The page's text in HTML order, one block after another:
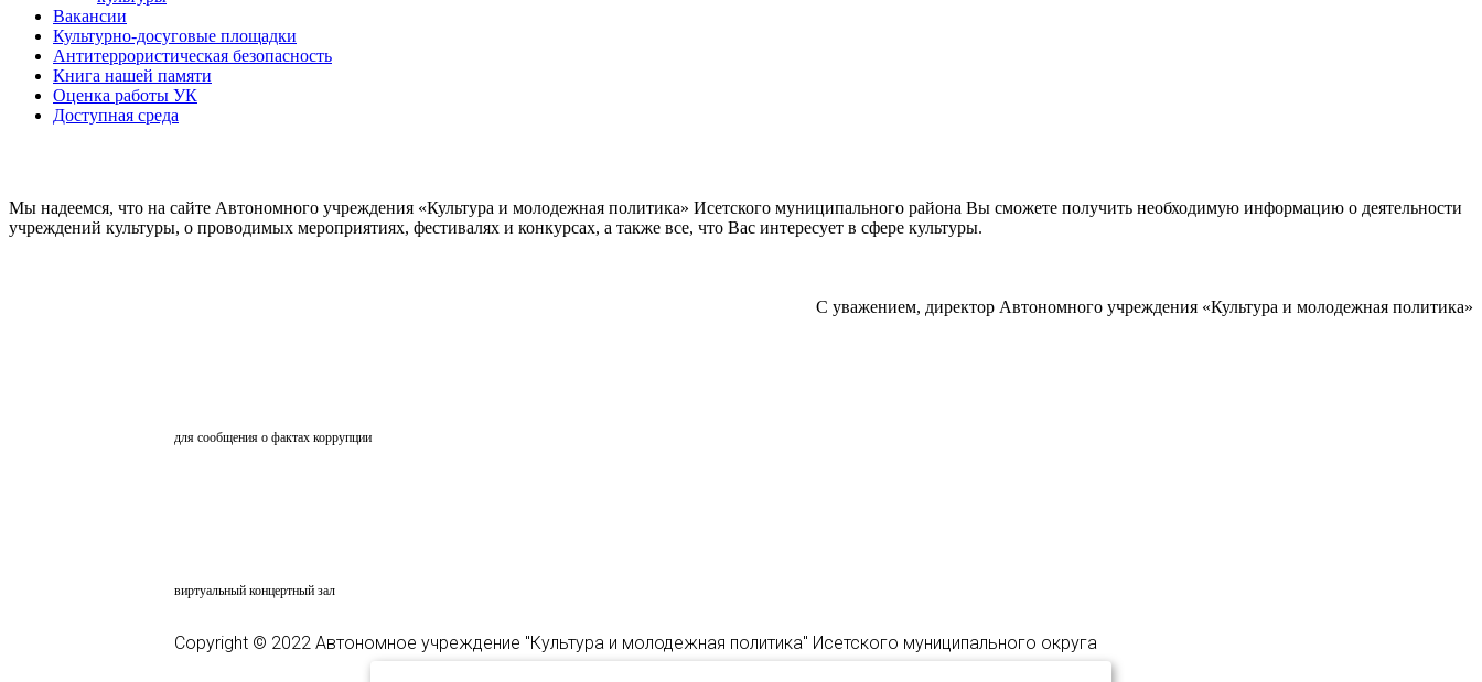
Вакансии
Культурно-досуговые площадки
Антитеррористическая безопасность
Книга нашей памяти
Оценка работы УК
Доступная среда
Мы надеемся, что на сайте Автономного учреждения «Культура и молодежная политика» Исетского муниципального района Вы сможете получить необходимую информацию о деятельности
учреждений культуры, о проводимых мероприятиях, фестивалях и конкурсах, а также все, что Вас интересует в сфере культуры.
С уважением, директор Автономного учреждения «Культура и молодежная политика»
для сообщения о фактах коррупции
виртуальный концертный зал
Copyright © 2022 Автономное учреждение "Культура и молодежная политика" Исетского муниципального округа